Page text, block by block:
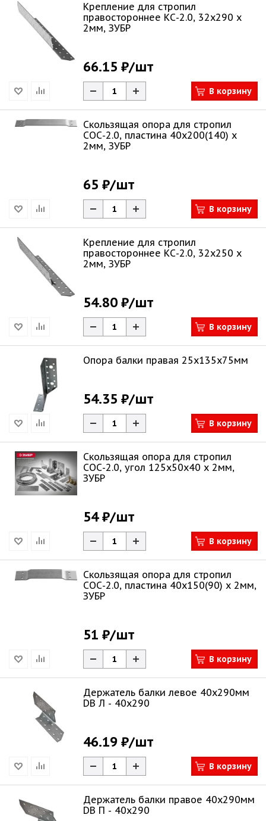
Крепление для стропил
правостороннее КС-2.0, 32x290 x
2мм, ЗУБР
66.15 ₽/шт
В корзину
Скользящая опора для стропил
СОС-2.0, пластина 40x200(140) x
2мм, ЗУБР
65 ₽/шт
В корзину
Крепление для стропил
правостороннее КС-2.0, 32x250 x
2мм, ЗУБР
54.80 ₽/шт
В корзину
Опора балки правая 25х135х75мм
54.35 ₽/шт
В корзину
Скользящая опора для стропил
СОС-2.0, угол 125х50х40 х 2мм,
ЗУБР
54 ₽/шт
В корзину
Скользящая опора для стропил
СОС-2.0, пластина 40x150(90) x 2мм,
ЗУБР
51 ₽/шт
В корзину
Держатель балки левое 40х290мм
DB Л - 40x290
46.19 ₽/шт
В корзину
Держатель балки правое 40х290мм
DB П - 40x290